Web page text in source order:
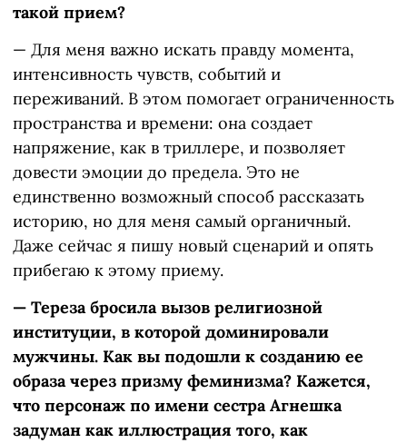
такой прием?
— Для меня важно искать правду момента,
интенсивность чувств, событий и
переживаний. В этом помогает ограниченность
пространства и времени: она создает
напряжение, как в триллере, и позволяет
довести эмоции до предела. Это не
единственно возможный способ рассказать
историю, но для меня самый органичный.
Даже сейчас я пишу новый сценарий и опять
прибегаю к этому приему.
— Тереза бросила вызов религиозной
институции, в которой доминировали
мужчины. Как вы подошли к созданию ее
образа через призму феминизма? Кажется,
что персонаж по имени сестра Агнешка
задуман как иллюстрация того, как